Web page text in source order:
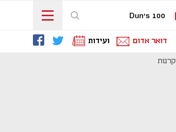
Dun's 100
דואר אדום ועידות
קרנות